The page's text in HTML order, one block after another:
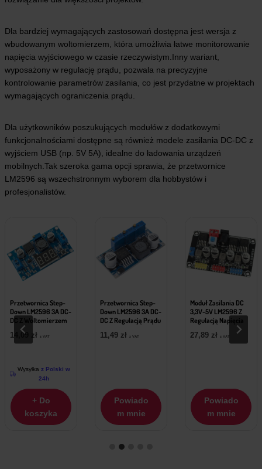
Dla bardziej wymagających zastosowań dostępna jest wersja z
wbudowanym woltomierzem, która umożliwia łatwe monitorowanie
napięcia wyjściowego w czasie rzeczywistym.Inny wariant,
wyposażony w regulację prądu, pozwala na precyzyjne
kontrolowanie parametrów zasilania, co jest przydatne w projektach
wymagających ograniczenia prądu.
Dla użytkowników poszukujących modułów z dodatkowymi
funkcjonalnościami dostępne są również modele zasilania DC-DC z
wyjściem USB (np. 5V 5A), idealne do ładowania urządzeń
mobilnych.Tak szeroka gama opcji sprawia, że przetwornice
LM2596 są wszechstronnym wyborem dla hobbystów i
profesjonalistów.
Przetwornica Step-
Down LM2596 3A DC-
DC Z Woltomierzem
14,09 zł z VAT
Wysyłka z Polski w
24h
+ Do
koszyka
Przetwornica Step-
Down LM2596 3A DC-
DC Z Regulacją Prądu
11,49 zł z VAT
Powiado
m mnie
Moduł Zasilania DC
3,3V-5V LM2596 Z
Regulacją Napięcia
27,89 zł z VAT
Powiado
m mnie